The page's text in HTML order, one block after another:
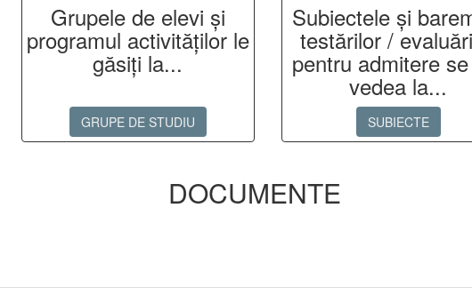
Grupele de elevi și
programul activităților le
găsiți la...
GRUPE DE STUDIU
Subiectele și
testărilor /
pentru admitere
vedea la...
SUBIECTE
DOCUMENTE